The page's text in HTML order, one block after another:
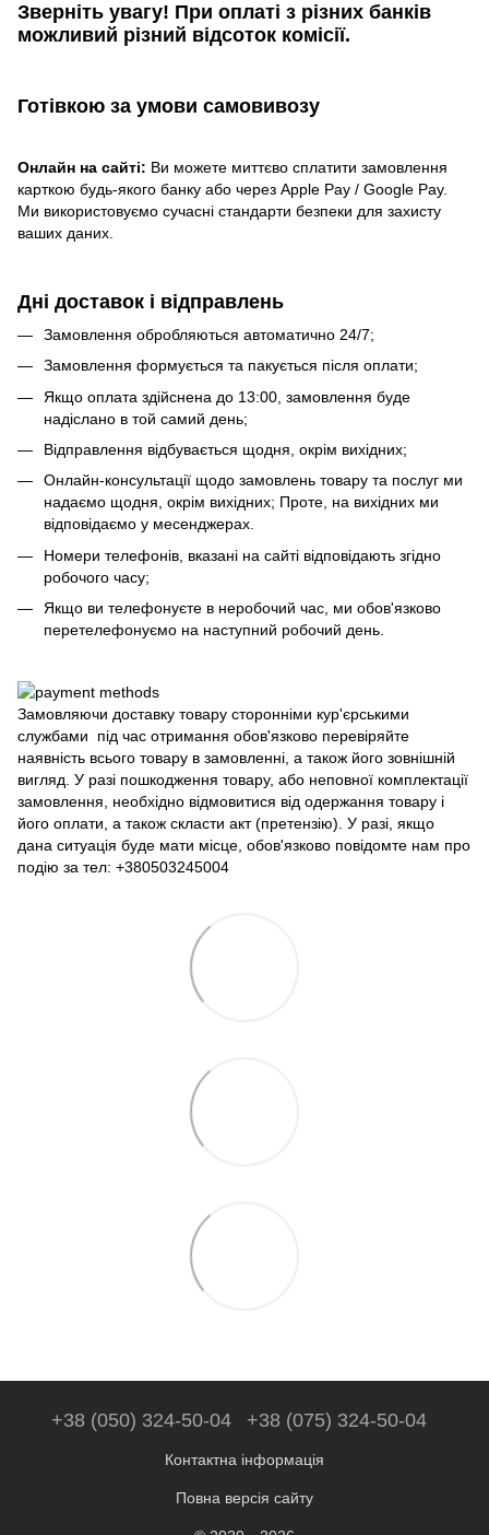
Зверніть увагу!​ При оплаті з різних банків
можливий різний відсоток комісії.
Готівкою за умови самовивозу
Онлайн на сайті: Ви можете миттєво сплатити замовлення
карткою будь-якого банку або через Apple Pay / Google Pay.
Ми використовуємо сучасні стандарти безпеки для захисту
ваших даних.
Дні доставок і відправлень
Замовлення обробляються автоматично 24/7;
Замовлення формується та пакується після оплати;
Якщо оплата здійснена до 13:00, замовлення буде
надіслано в той самий день;
Відправлення відбувається щодня, окрім вихідних;
Онлайн-консультації щодо замовлень товару та послуг ми
надаємо щодня, окрім вихідних; Проте, на вихідних ми
відповідаємо у месенджерах.
Номери телефонів, вказані на сайті відповідають згідно
робочого часу;
Якщо ви телефонуєте в неробочий час, ми обов'язково
перетелефонуємо на наступний робочий день.
Замовляючи доставку товару сторонніми кур'єрськими
службами під час отримання обов'язково перевіряйте
наявність всього товару в замовленні, а також його зовнішній
вигляд. У разі пошкодження товару, або неповної комплектації
замовлення, необхідно відмовитися від одержання товару і
його оплати, а також скласти акт (претензію). У разі, якщо
дана ситуація буде мати місце, обов'язково повідомте нам про
подію за тел: +380503245004
+38 (050) 324-50-04 +38 (075) 324-50-04
Контактна інформація
Повна версія сайту